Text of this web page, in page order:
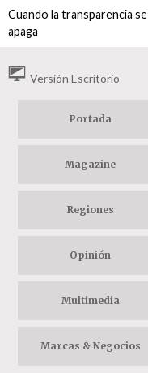
Cuando la transparencia se
apaga
Versión Escritorio
Portada
Magazine
Regiones
Opinión
Multimedia
Marcas & Negocios